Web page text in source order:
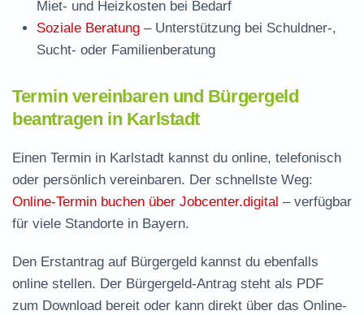
Miet- und Heizkosten bei Bedarf
Soziale Beratung – Unterstützung bei Schuldner-,
Sucht- oder Familienberatung
Termin vereinbaren und Bürgergeld
beantragen in Karlstadt
Einen Termin in Karlstadt kannst du online, telefonisch
oder persönlich vereinbaren. Der schnellste Weg:
Online-Termin buchen über Jobcenter.digital – verfügbar
für viele Standorte in Bayern.
Den Erstantrag auf Bürgergeld kannst du ebenfalls
online stellen. Der Bürgergeld-Antrag steht als PDF
zum Download bereit oder kann direkt über das Online-